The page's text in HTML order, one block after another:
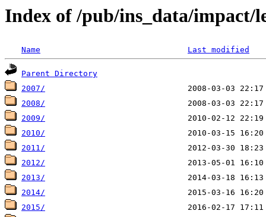
Index of /pub/ins_data/impact/
Name Last modified
Parent Directory
2007/
2008/
2009/
2010/
2011/
2012/
2013/
2014/
2015/